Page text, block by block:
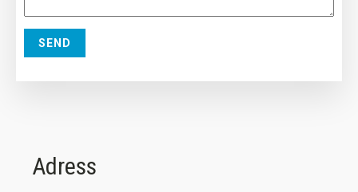
SEND
Adress